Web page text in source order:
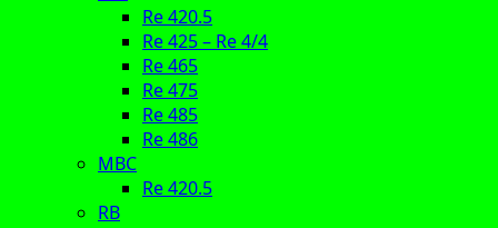
Re 420.5
Re 425 – Re 4/4
Re 465
Re 475
Re 485
Re 486
MBC
Re 420.5
RB